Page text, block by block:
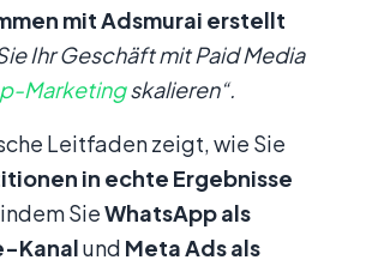
mit Adsmurai erstellt
Sie Ihr Geschäft mit Paid Media
Marketingskalieren“.
Leitfaden zeigt, wie Sie
in echte Ergebnisse
, indem SieWhatsApp als
Kanalund Meta Ads als